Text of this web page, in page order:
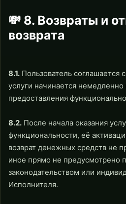
💸 8. Возвраты и
возврата
8.1. Пользователь соглашается
услуги начинается
предоставления
8.2. После начала оказания
функциональности, её
возврат денежных средств не
иное прямо не предусмотрено
законодательством или
Исполнителя.